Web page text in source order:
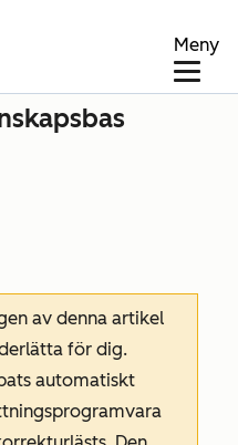
Meny
av denna artikel
för dig.
automatiskt